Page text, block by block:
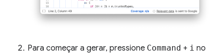
Para começar a gerar, pressione Command + i no